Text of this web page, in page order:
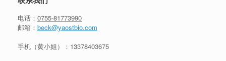
电话： 0755-81773990
邮箱： beck@yaostbio.com
手机（黄小姐）： 13378403675